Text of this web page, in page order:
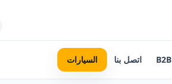
B2B اتصل بنا السيارات